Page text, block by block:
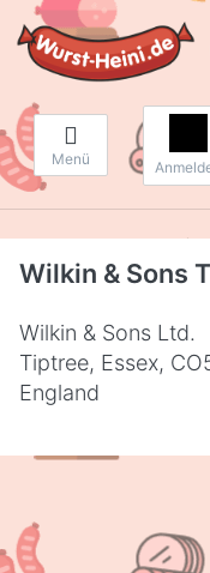
Menü
Wilkin & Sons
Wilkin & Sons Ltd.
Tiptree, Essex,
England